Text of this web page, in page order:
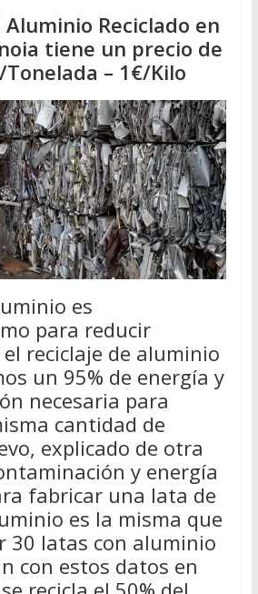
Aluminio Reciclado en
tiene un precio de
Tonelada – 1€/Kilo
es
para reducir
reciclaje de aluminio
un 95% de energía y
necesaria para
cantidad de
explicado de otra
y energía
fabricar una lata de
es la misma que
30 latas con aluminio
con estos datos en